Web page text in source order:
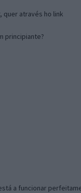
quer através ho link
principiante?
a funcionar